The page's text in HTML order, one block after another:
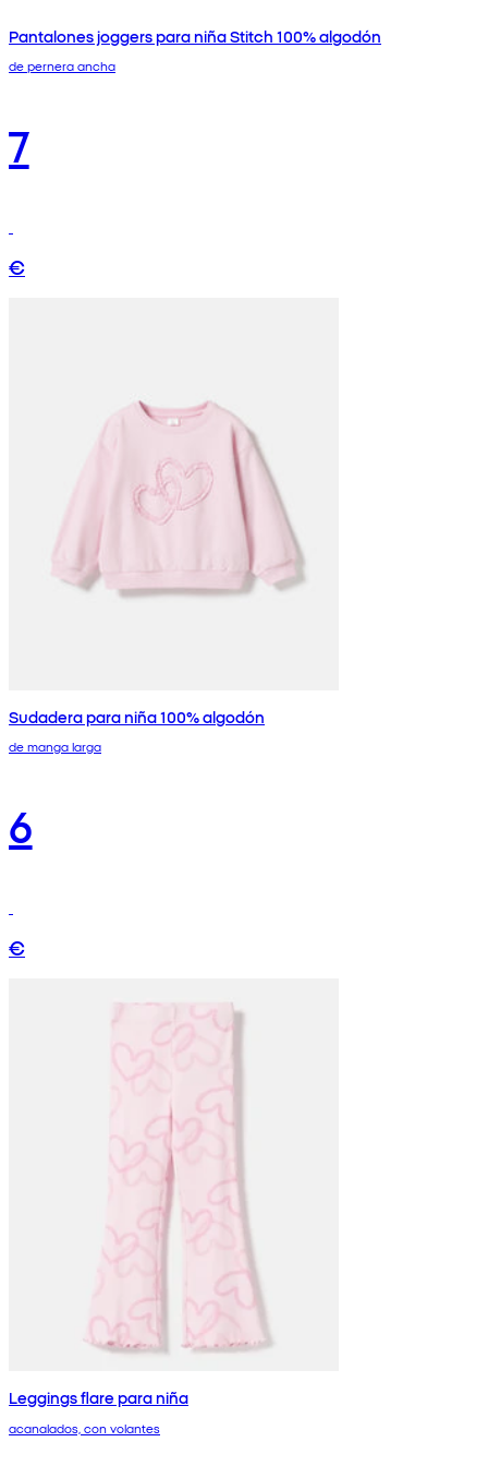
Pantalones joggers para niña Stitch 100% algodón
de pernera ancha
7
€
Sudadera para niña 100% algodón
de manga larga
6
€
Leggings flare para niña
acanalados, con volantes